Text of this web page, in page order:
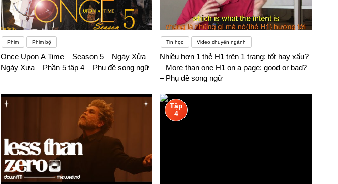
Phim Phim bộ
Once Upon A Time – Season 5 – Ngày Xửa
Ngày Xưa – Phần 5 tập 4 – Phụ đề song ngữ
Tin học Video chuyên ngành
Nhiều hơn 1 thẻ H1 trên 1 trang: tốt hay xấu?
– More than one H1 on a page: good or bad?
– Phụ đề song ngữ
Tập
4